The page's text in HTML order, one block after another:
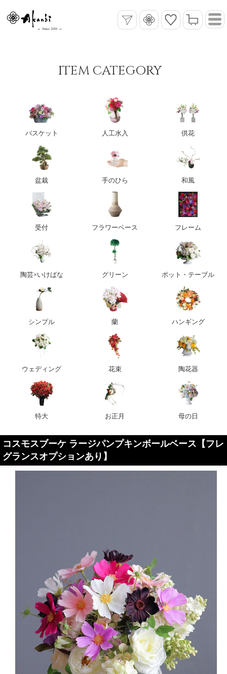
ITEM CATEGORY
バスケット 人工水入 供花
盆栽 手のひら 和風
受付 フラワーベース フレーム
陶芸×いけばな グリーン ポット・テーブル
シンプル 蘭 ハンギング
ウェディング 花束 陶花器
特大 お正月 母の日
コスモスブーケ ラージパンプキンボールベース【フレ
グランスオプションあり】